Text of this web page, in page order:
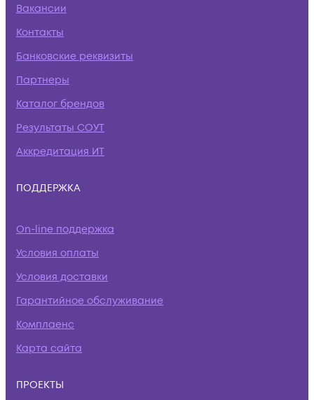
Вакансии
Контакты
Банковские реквизиты
Партнеры
Каталог брендов
Результаты СОУТ
Аккредитация ИТ
ПОДДЕРЖКА
On-line поддержка
Условия оплаты
Условия доставки
Гарантийное обслуживание
Комплаенс
Карта сайта
ПРОЕКТЫ